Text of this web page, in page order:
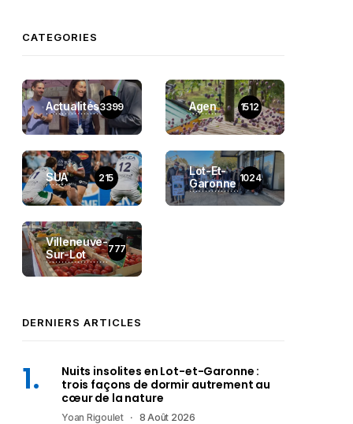
CATEGORIES
Actualités3399 Agen 1512
SUA 215
Lot-Et-
Garonne 1024
Villeneuve-
Sur-Lot
777
DERNIERS ARTICLES
Nuits insolites en Lot-et-Garonne :
trois façons de dormir autrement au
cœur de la nature
Yoan Rigoulet 8 Août 2026